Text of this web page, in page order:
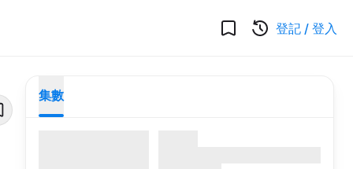
登記 / 登入
集數